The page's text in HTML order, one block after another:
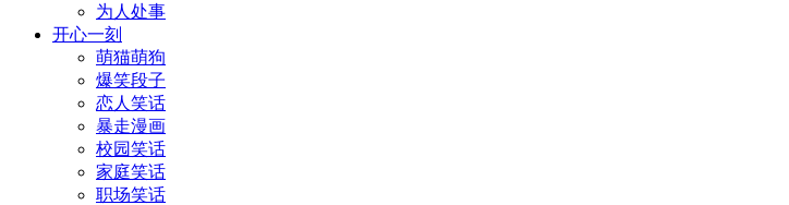
为人处事
开心一刻
萌猫萌狗
爆笑段子
恋人笑话
暴走漫画
校园笑话
家庭笑话
职场笑话